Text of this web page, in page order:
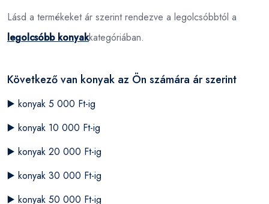
Lásd a termékeket ár szerint rendezve a legolcsóbbtól a
legolcsóbb konyakkategóriában.
Következő van konyak az Ön számára ár szerint
▶️ konyak 5 000 Ft-ig
▶️ konyak 10 000 Ft-ig
▶️ konyak 20 000 Ft-ig
▶️ konyak 30 000 Ft-ig
▶️ konyak 50 000 Ft-ig